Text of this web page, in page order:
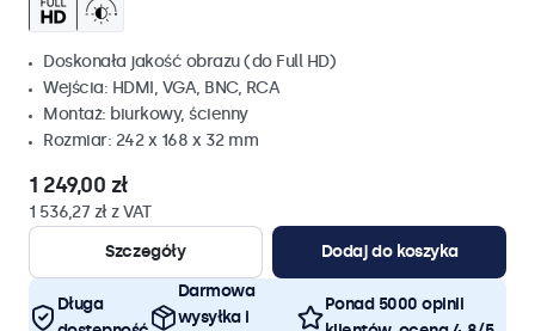
Doskonała jakość obrazu (do Full HD)
Wejścia: HDMI, VGA, BNC, RCA
Montaż: biurkowy, ścienny
Rozmiar: 242 x 168 x 32 mm
1 249,00 zł
1 536,27 zł z VAT
Szczegóły
Dodaj do koszyka
Długa
Darmowa
wysyłka i
Ponad 5000 opinii